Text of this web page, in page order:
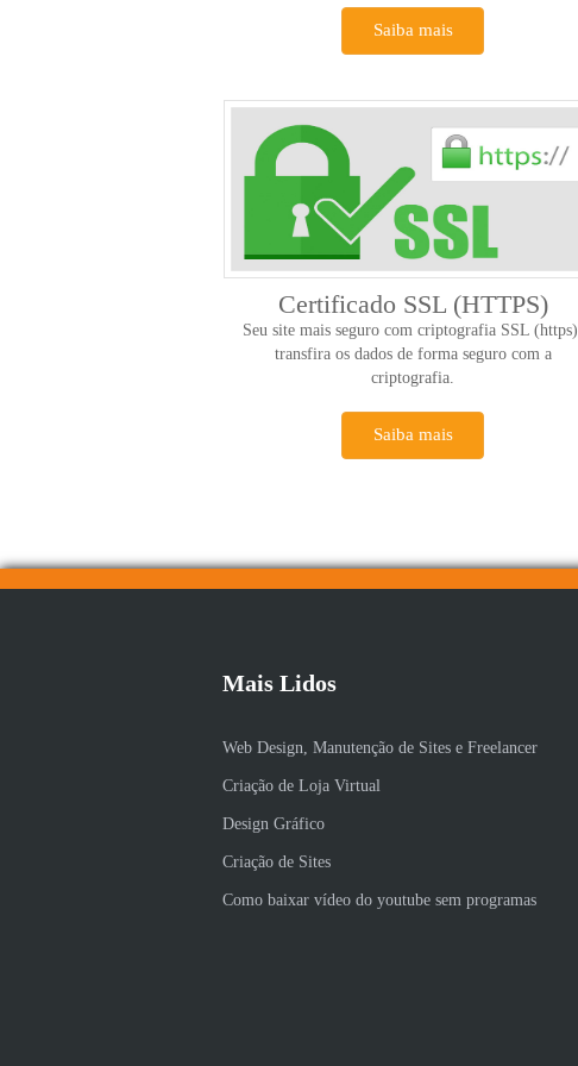
Saiba mais
Certificado SSL (HTTPS)
Seu site mais seguro com criptografia SSL (https),
transfira os dados de forma seguro com a
criptografia.
Saiba mais
Mais Lidos
Web Design, Manutenção de Sites e Freelancer
Criação de Loja Virtual
Design Gráfico
Criação de Sites
Como baixar vídeo do youtube sem programas